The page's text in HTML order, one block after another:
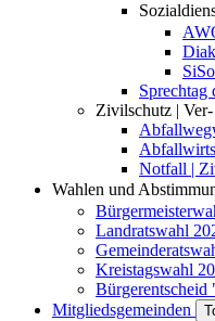
Sprechtag
Zivilschutz |
Notfall |
Wahlen und
Landratswahl
Kreistagswahl
Mitgliedsgemeinden